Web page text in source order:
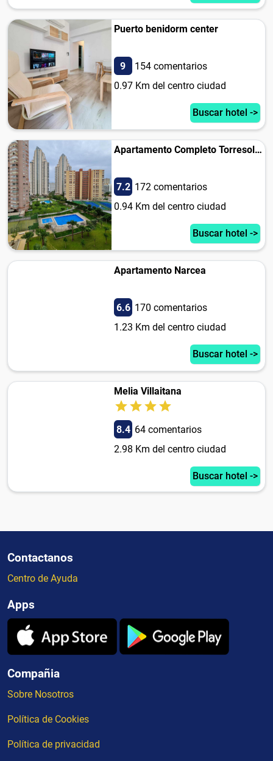
Puerto benidorm center
9
154 comentarios
0.97 Km del centro ciudad
Buscar hotel ->
Apartamento Completo Torresol II
7.2 172 comentarios
0.94 Km del centro ciudad
Buscar hotel ->
Apartamento Narcea
6.6 170 comentarios
1.23 Km del centro ciudad
Buscar hotel ->
Melia Villaitana
8.4 64 comentarios
2.98 Km del centro ciudad
Buscar hotel ->
Contactanos
Centro de Ayuda
Apps
Compañia
Sobre Nosotros
Política de Cookies
Política de privacidad